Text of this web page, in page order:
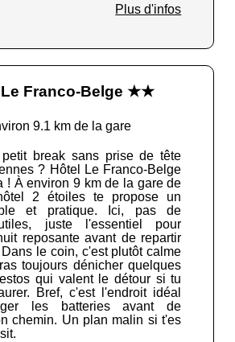
Plus d'infos
Le Franco-Belge ★★
9.1 km de la gare
break sans prise de tête
? Hôtel Le Franco-Belge
! À environ 9 km de la gare de
2 étoiles te propose un
et pratique. Ici, pas de
juste l'essentiel pour
reposante avant de repartir
le coin, c'est plutôt calme
toujours dénicher quelques
qui valent le détour si tu
Bref, c'est l'endroit idéal
les batteries avant de
chemin. Un plan malin si t'es